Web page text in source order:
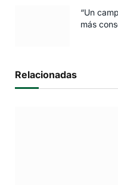
“Un
más
Relacionadas